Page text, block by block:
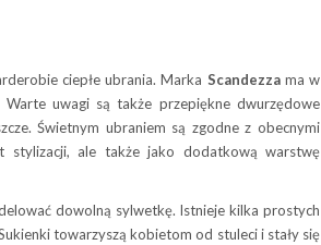
ciepłe ubrania. Marka Scandezzama w
uwagi są także przepiękne dwurzędowe
Świetnym ubraniem są zgodne z obecnymi
ale także jako dodatkową warstwę
dowolną sylwetkę. Istnieje kilka prostych
towarzyszą kobietom od stuleci i stały się